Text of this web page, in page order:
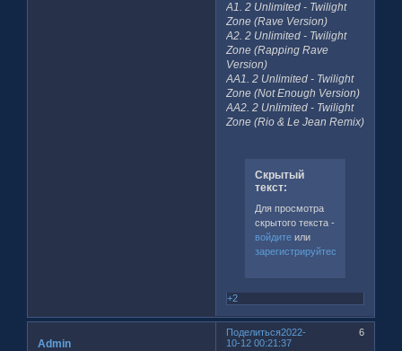
A1. 2 Unlimited - Twilight
Zone (Rave Version)
A2. 2 Unlimited - Twilight
Zone (Rapping Rave
Version)
AA1. 2 Unlimited - Twilight
Zone (Not Enough Version)
AA2. 2 Unlimited - Twilight
Zone (Rio & Le Jean Remix)
Скрытый
текст:
Для просмотра
скрытого текста -
войдитеили
зарегистрируйтесь
+2
Поделиться 6
2022-
10-12 00:21:37
Admin